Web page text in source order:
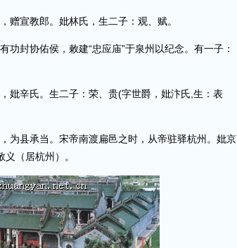
宣教郎。妣林氏，生二子：观、赋。
封协佑侯，敕建“忠应庙”于泉州以纪念。有一子：
妣辛氏。生二子：荣、贵(字世爵，妣汴氏,生：表
为县承当。宋帝南渡扁邑之时，从帝驻驿杭州。妣京
（居杭州）。